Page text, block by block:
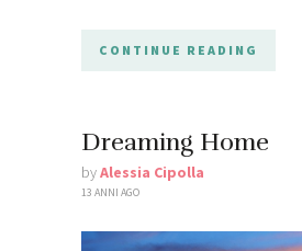
CONTINUE READING
Dreaming Home
byAlessia Cipolla
13 ANNI AGO